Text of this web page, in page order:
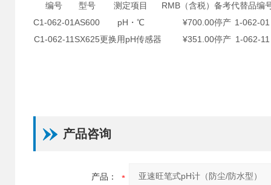
编号 型号 测定项目 RMB（含税） 备考代替品编
C1-062-01AS600 pH・℃ ¥700.00停产 1-062-01
C1-062-11 SX625更换用pH传感器 ¥351.00停产 1-062-11
产品咨询
产品：